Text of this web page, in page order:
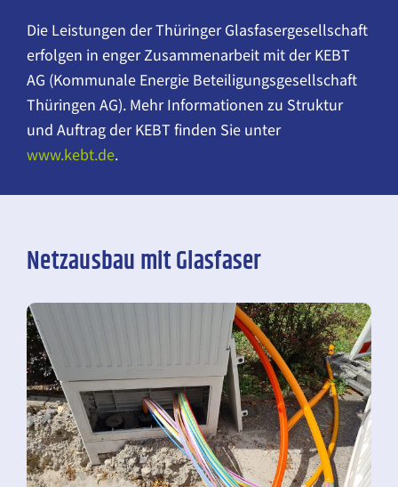
Die Leistungen der Thüringer Glasfasergesellschaft
erfolgen in enger Zusammenarbeit mit der KEBT
AG (Kommunale Energie Beteiligungsgesellschaft
Thüringen AG). Mehr Informationen zu Struktur
und Auftrag der KEBT finden Sie unter
www.kebt.de.
Netzausbau mit Glasfaser